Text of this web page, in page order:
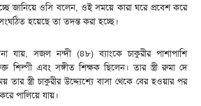
হচ্ছে জানিয়ে ওসি বলেন, ওই সময়ে কারা ঘরে প্রবেশ করে
হয়েছে তা তদন্ত করা হচ্ছে।
যায়, সজল নন্দী (৪৮) ব্যাংকে চাকুরীর পাশাপাশি
শিল্পী এবং সঙ্গীত শিক্ষক ছিলেন। তার স্ত্রী রুমা দে
তার স্ত্রী চাকুরীর উদ্দ্যেশ্যে বাসা থেকে বের হওয়ার পর
পালিয়ে যায়।